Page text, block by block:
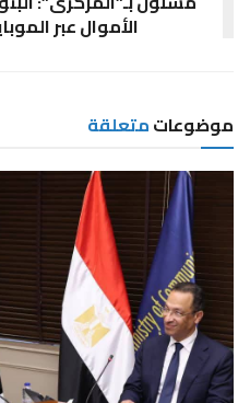
الأموال عبر
موضوعاتمتعلقة